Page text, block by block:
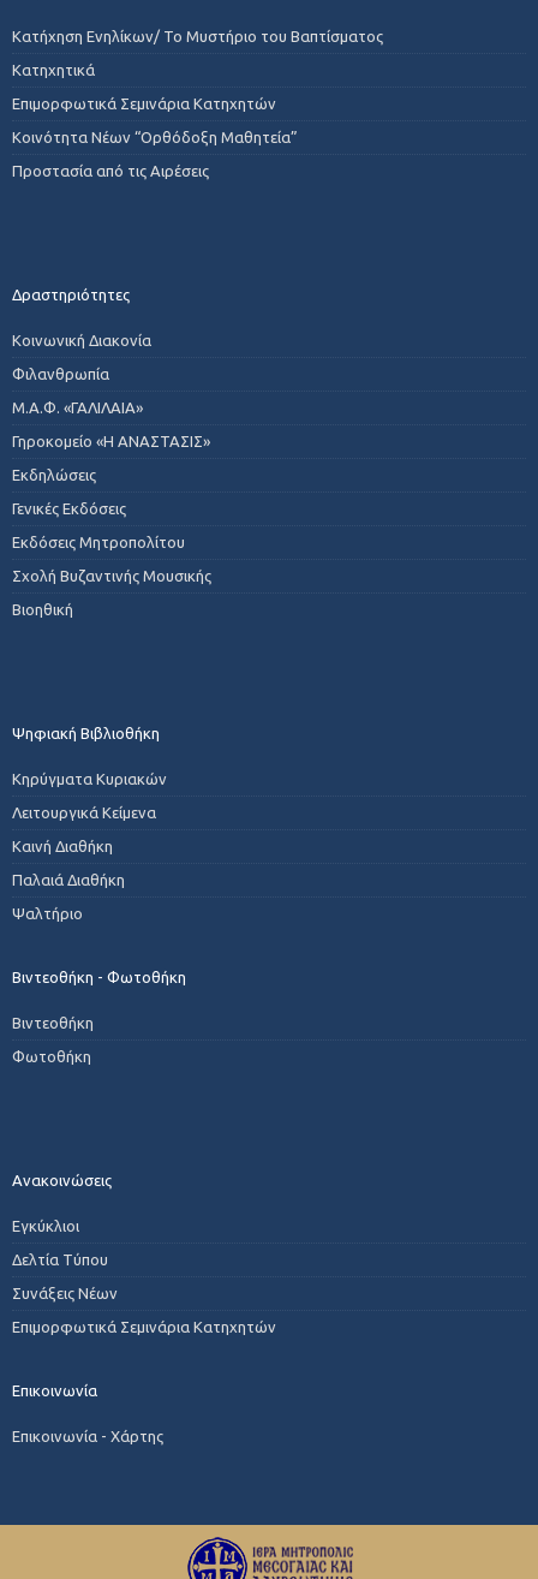
Κατήχηση Ενηλίκων/ Το Μυστήριο του Βαπτίσματος
Κατηχητικά
Επιμορφωτικά Σεμινάρια Κατηχητών
Κοινότητα Νέων “Ορθόδοξη Μαθητεία”
Προστασία από τις Αιρέσεις
Δραστηριότητες
Κοινωνική Διακονία
Φιλανθρωπία
Μ.Α.Φ. «ΓΑΛΙΛΑΙΑ»
Γηροκομείο «Η ΑΝΑΣΤΑΣΙΣ»
Εκδηλώσεις
Γενικές Εκδόσεις
Εκδόσεις Μητροπολίτου
Σχολή Βυζαντινής Μουσικής
Βιοηθική
Ψηφιακή Βιβλιοθήκη
Κηρύγματα Κυριακών
Λειτουργικά Κείμενα
Καινή Διαθήκη
Παλαιά Διαθήκη
Ψαλτήριο
Βιντεοθήκη - Φωτοθήκη
Βιντεοθήκη
Φωτοθήκη
Ανακοινώσεις
Εγκύκλιοι
Δελτία Τύπου
Συνάξεις Νέων
Επιμορφωτικά Σεμινάρια Κατηχητών
Επικοινωνία
Επικοινωνία - Χάρτης